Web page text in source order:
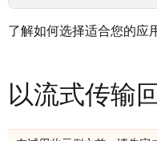
了解如何选择适合您的应
以流式传输